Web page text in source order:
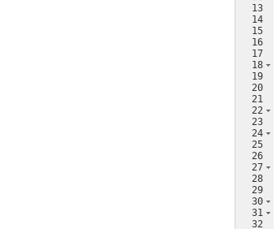
13
14
15
16
17
18
19
20
21
22
23
24
25
26
27
28
29
30
31
32